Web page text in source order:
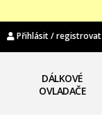
Přihlásit / registrovat
DÁLKOVÉ
OVLADAČE